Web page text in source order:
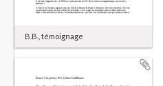
B.B., témoignage